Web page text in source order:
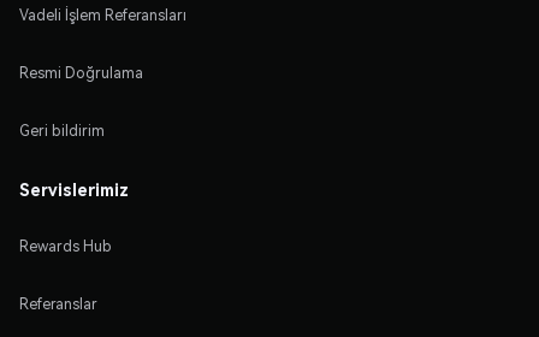
Vadeli İşlem Referansları
Resmi Doğrulama
Geri bildirim
Servislerimiz
Rewards Hub
Referanslar